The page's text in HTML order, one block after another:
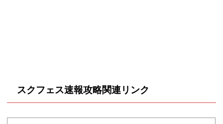
スクフェス速報攻略関連リンク